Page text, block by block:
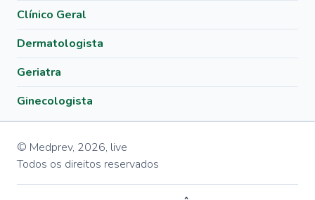
Clínico Geral
Dermatologista
Geriatra
Ginecologista
© Medprev, 2026, live
Todos os direitos reservados